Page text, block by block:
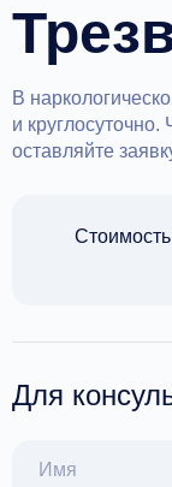
В
и
оставляйте
Стоимость
Для